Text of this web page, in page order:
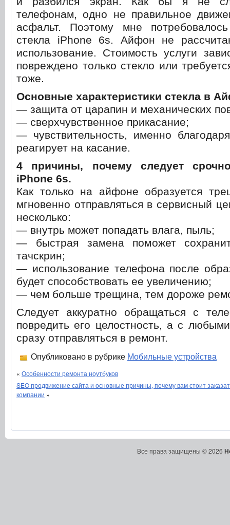
телефонам, одно не правильное
асфальт. Поэтому мне
стекла iPhone 6s. Айфон не
использование. Стоимость услуги
повреждено только стекло или
тоже.
Основные характеристики стекла в
— защита от царапин и механических
— сверхчувственное прикасание;
— чувствительность, именно
реагирует на касание.
4 причины, почему следует
iPhone 6s.
Как только на айфоне образуется
мгновенно отправляться в сервисный
несколько:
— внутрь может попадать влага, пыль;
— быстрая замена поможет
тачскрин;
— использование телефона после
будет способствовать ее увеличению;
— чем больше трещина, тем дороже
Следует аккуратно обращаться с
повредить его целостность, а с
сразу отправляться в ремонт.
Опубликовано в рубрике Мобильные устройства
« Особенности ремонта ноутбуков
SEO продвижение сайта и основные причины, почему вам стоит
компании »
Все права защищены © 2026